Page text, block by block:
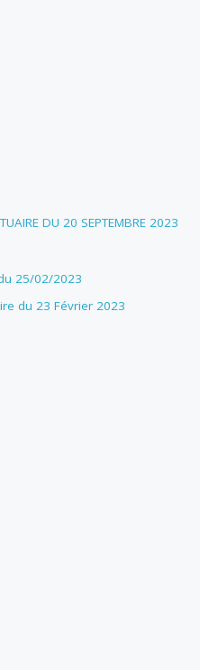
DU 20 SEPTEMBRE 2023
25/02/2023
du 23 Février 2023